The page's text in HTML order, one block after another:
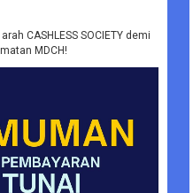
CASHLESS SOCIETY demi
MDCH!